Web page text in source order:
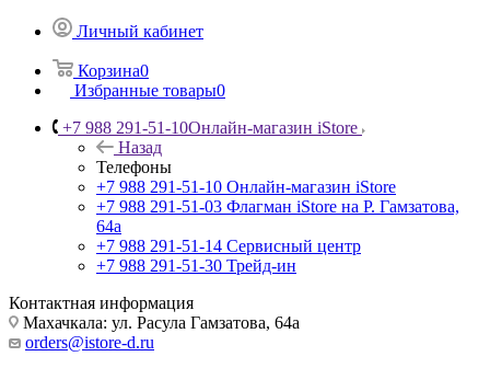
Личный кабинет
Корзина0
Избранные товары0
+7 988 291-51-10Онлайн-магазин iStore
Назад
Телефоны
+7 988 291-51-10 Онлайн-магазин iStore
+7 988 291-51-03 Флагман iStore на Р. Гамзатова,
64а
+7 988 291-51-14 Сервисный центр
+7 988 291-51-30 Трейд-ин
Контактная информация
Махачкала: ул. Расула Гамзатова, 64а
orders@istore-d.ru